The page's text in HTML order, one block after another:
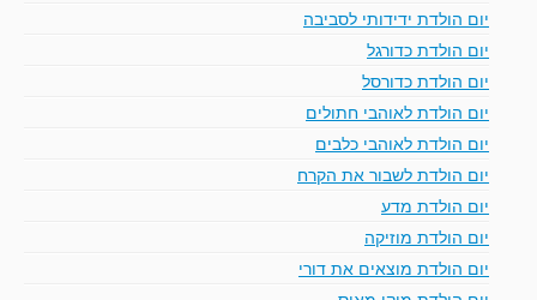
יום הולדת ידידותי לסביבה
יום הולדת כדורגל
יום הולדת כדורסל
יום הולדת לאוהבי חתולים
יום הולדת לאוהבי כלבים
יום הולדת לשבור את הקרח
יום הולדת מדע
יום הולדת מוזיקה
יום הולדת מוצאים את דורי